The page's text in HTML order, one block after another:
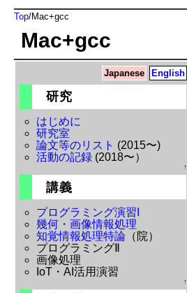
Top/Mac+gcc
Mac+gcc
Japanese English
研究
はじめに
研究室
論文等のリスト (2015〜)
活動の記録(2018〜）
↑
講義
プログラミング演習I
幾何・画像情報処理
知覚情報処理特論（院）
プログラミングⅡ
画像処理
IoT・AI活用演習
↑